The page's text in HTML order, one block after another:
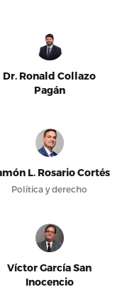
Dr. Ronald Collazo
Pagán
L. Rosario Cortés
Política y derecho
Víctor García San
Inocencio